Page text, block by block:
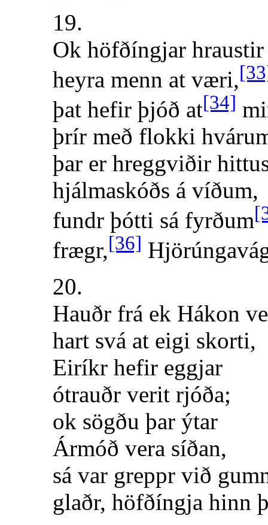
19.
Ok höfðíngjar hraustir
heyra menn at væri,
þat hefir þjóð at[34]
þrír með flokki
þar er hreggviðir
hjálmaskóðs á víðum,
fundr þótti sá fyrðum
frægr,[36]
20.
Hauðr frá ek Hákon
hart svá at eigi skorti,
Eiríkr hefir eggjar
ótrauðr verit rjóða;
ok sögðu þar ýtar
Ármóð vera síðan,
sá var greppr við
glaðr, höfðíngja hinn